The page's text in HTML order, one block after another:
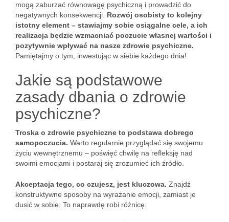
mogą zaburzać równowagę psychiczną i prowadzić do
negatywnych konsekwencji. Rozwój osobisty to kolejny
istotny element – stawiajmy sobie osiągalne cele, a ich
realizacja będzie wzmacniać poczucie własnej wartości i
pozytywnie wpływać na nasze zdrowie psychiczne.
Pamiętajmy o tym, inwestując w siebie każdego dnia!
Jakie są podstawowe
zasady dbania o zdrowie
psychiczne?
Troska o zdrowie psychiczne to podstawa dobrego
samopoczucia. Warto regularnie przyglądać się swojemu
życiu wewnętrznemu – poświęć chwilę na refleksję nad
swoimi emocjami i postaraj się zrozumieć ich źródło.
Akceptacja tego, co czujesz, jest kluczowa. Znajdź
konstruktywne sposoby na wyrażanie emocji, zamiast je
dusić w sobie. To naprawdę robi różnicę.